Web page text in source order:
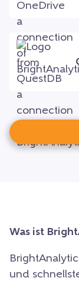
Was ist
und